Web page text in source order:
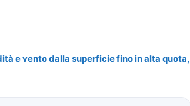
e vento dalla superficie fino in alta quota,